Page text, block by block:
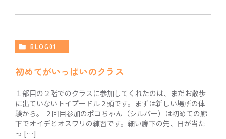
BLOG01
初めてがいっぱいのクラス
１部目の２階でのクラスに参加してくれたのは、まだお散歩
に出ていないトイプードル２頭です。まずは新しい場所の体
験から。 ２回目参加のポコちゃん（シルバー）は初めての廊
下でオイデとオスワリの練習です。細い廊下の先、日が当た
っ […]